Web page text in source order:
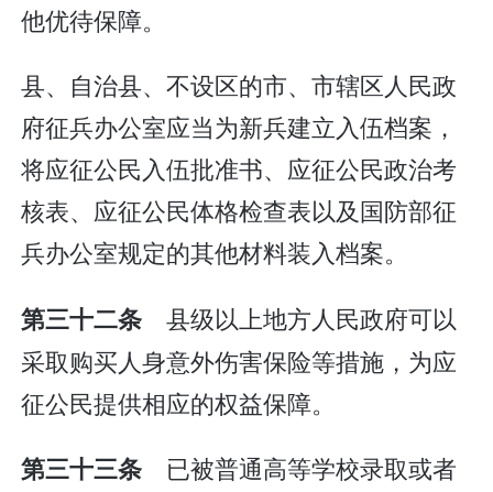
他优待保障。
县、自治县、不设区的市、市辖区人民政
府征兵办公室应当为新兵建立入伍档案，
将应征公民入伍批准书、应征公民政治考
核表、应征公民体格检查表以及国防部征
兵办公室规定的其他材料装入档案。
第三十二条 县级以上地方人民政府可以
采取购买人身意外伤害保险等措施，为应
征公民提供相应的权益保障。
第三十三条 已被普通高等学校录取或者